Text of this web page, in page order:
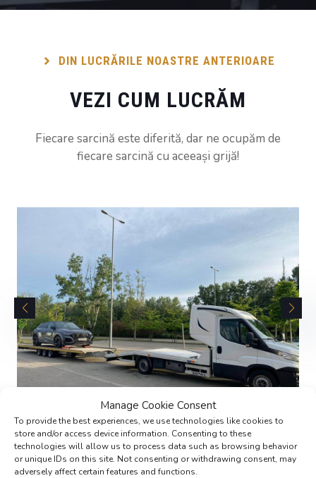
Manage Cookie Consent
To provide the best experiences, we use technologies like cookies to
store and/or access device information. Consenting to these
technologies will allow us to process data such as browsing behavior
or unique IDs on this site. Not consenting or withdrawing consent, may
adversely affect certain features and functions.
DIN LUCRĂRILE NOASTRE ANTERIOARE
VEZI CUM LUCRĂM
Fiecare sarcină este diferită, dar ne ocupăm de
fiecare sarcină cu aceeași grijă!